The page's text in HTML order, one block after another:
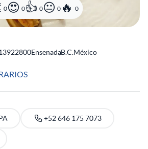
0 0 0 0 0
22800Ensenada
,B.C.México
+52 646 175 7073